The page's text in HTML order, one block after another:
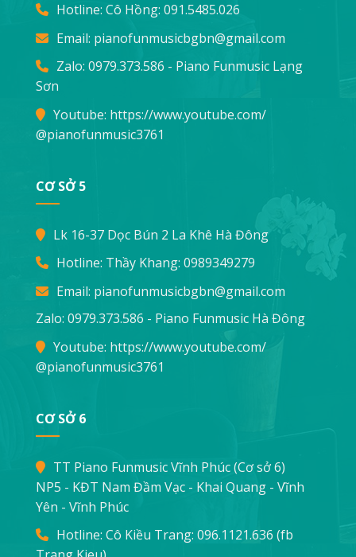
Hotline: Cô Hồng: 091.5485.026
Email: pianofunmusicbgbn@gmail.com
Zalo: 0979.373.586 - Piano Funmusic Lạng
Sơn
Youtube: https://www.youtube.com/
@pianofunmusic3761
CƠ SỞ 5
Lk 16-37 Dọc Bún 2 La Khê Hà Đông
Hotline: Thầy Khang: 0989349279
Email: pianofunmusicbgbn@gmail.com
Zalo: 0979.373.586 - Piano Funmusic Hà Đông
Youtube: https://www.youtube.com/
@pianofunmusic3761
CƠ SỞ 6
TT Piano Funmusic Vĩnh Phúc (Cơ sở 6)
NP5 - KĐT Nam Đầm Vạc - Khai Quang - Vĩnh
Yên - Vĩnh Phúc
Hotline: Cô Kiều Trang: 096.1121.636 (fb